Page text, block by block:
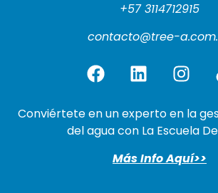
+57 3114712915
contacto@tree-
Conviértete en un experto en la
del agua con La Escuela
Más Info Aquí>>